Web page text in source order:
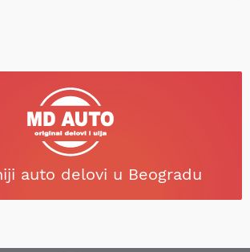
auto delovi u Beogradu